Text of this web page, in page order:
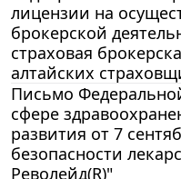
лицензии на
брокерской
страховая
алтайских
Письмо
сфере
развития от 7
безопасности
Револейд(R)"